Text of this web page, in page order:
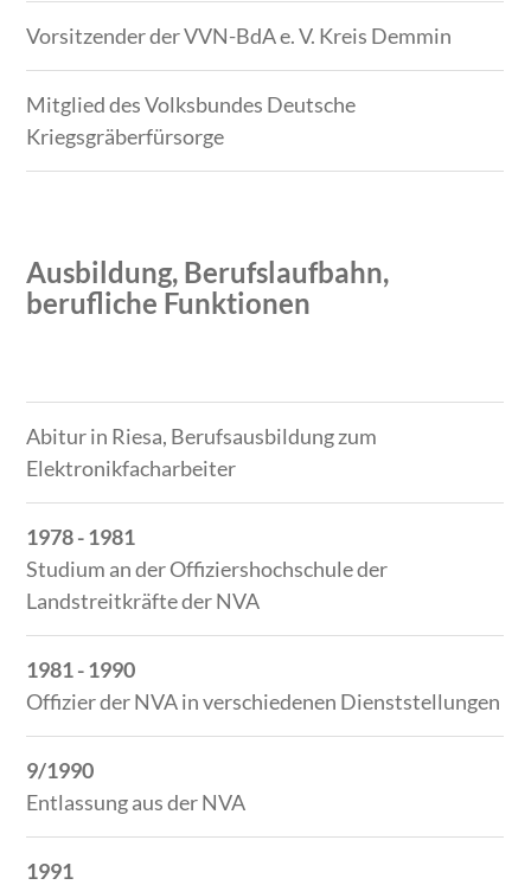
Vorsitzender der VVN-BdA e. V. Kreis Demmin
Mitglied des Volksbundes Deutsche
Kriegsgräberfürsorge
Ausbildung, Berufslaufbahn,
berufliche Funktionen
Zeitraum
Tätigkeit
Abitur in Riesa, Berufsausbildung zum
Elektronikfacharbeiter
1978 - 1981
Studium an der Offiziershochschule der
Landstreitkräfte der NVA
1981 - 1990
Offizier der NVA in verschiedenen Dienststellungen
9/1990
Entlassung aus der NVA
1991